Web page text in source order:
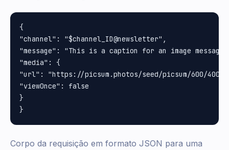
{
"channel": "$channel_ID@newsletter",
"message": "This is a caption for an image
"media": {
"url": "https://picsum.photos/seed/picsum/600/
"viewOnce": false
}
Corpo da requisição em formato JSON para uma